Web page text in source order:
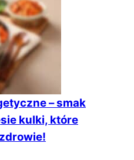
– smak
kulki, które